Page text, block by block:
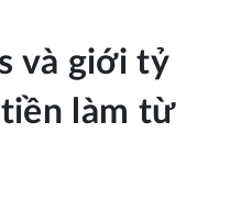
và giới tỷ
làm từ